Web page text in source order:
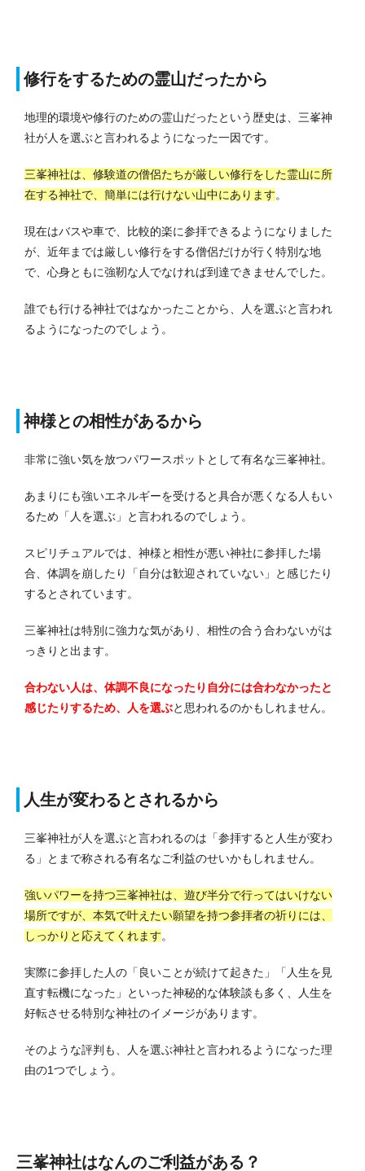
修行をするための霊山だったから
地理的環境や修行のための霊山だったという歴史は、三峯神
社が人を選ぶと言われるようになった一因です。
三峯神社は、修験道の僧侶たちが厳しい修行をした霊山に所
在する神社で、簡単には行けない山中にあります。
現在はバスや車で、比較的楽に参拝できるようになりました
が、近年までは厳しい修行をする僧侶だけが行く特別な地
で、心身ともに強靭な人でなければ到達できませんでした。
誰でも行ける神社ではなかったことから、人を選ぶと言われ
るようになったのでしょう。
神様との相性があるから
非常に強い気を放つパワースポットとして有名な三峯神社。
あまりにも強いエネルギーを受けると具合が悪くなる人もい
るため「人を選ぶ」と言われるのでしょう。
スピリチュアルでは、神様と相性が悪い神社に参拝した場
合、体調を崩したり「自分は歓迎されていない」と感じたり
するとされています。
三峯神社は特別に強力な気があり、相性の合う合わないがは
っきりと出ます。
合わない人は、体調不良になったり自分には合わなかったと
感じたりするため、人を選ぶと思われるのかもしれません。
人生が変わるとされるから
三峯神社が人を選ぶと言われるのは「参拝すると人生が変わ
る」とまで称される有名なご利益のせいかもしれません。
強いパワーを持つ三峯神社は、遊び半分で行ってはいけない
場所ですが、本気で叶えたい願望を持つ参拝者の祈りには、
しっかりと応えてくれます。
実際に参拝した人の「良いことが続けて起きた」「人生を見
直す転機になった」といった神秘的な体験談も多く、人生を
好転させる特別な神社のイメージがあります。
そのような評判も、人を選ぶ神社と言われるようになった理
由の1つでしょう。
三峯神社はなんのご利益がある？